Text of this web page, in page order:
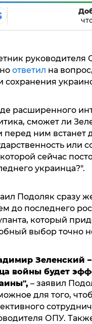
ответил на
сохранения
расширенного
сможет ли
перед ним встанет
или
сейчас
украинца?".
Подоляк сразу
до последнего
который
выбор точно
Зеленский –
войны будет
– заявил
для того,
ОПУ.